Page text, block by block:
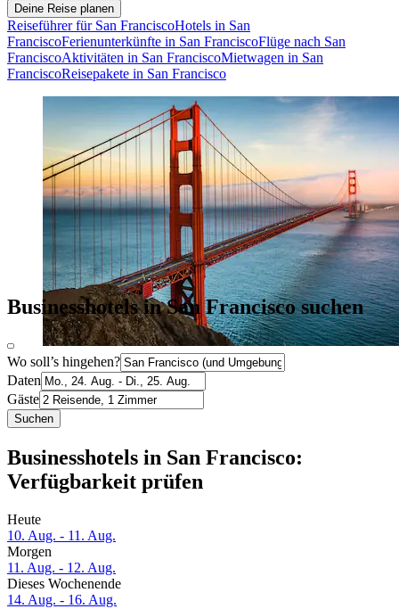
Deine Reise planen
Reiseführer für San FranciscoHotels in San
FranciscoFerienunterkünfte in San FranciscoFlüge nach San
FranciscoAktivitäten in San FranciscoMietwagen in San
FranciscoReisepakete in San Francisco
Businesshotels in San Francisco suchen
Wo soll’s hingehen?
Daten
Gäste
Suchen
Businesshotels in San Francisco:
Verfügbarkeit prüfen
Heute
10. Aug. - 11. Aug.
Morgen
11. Aug. - 12. Aug.
Dieses Wochenende
14. Aug. - 16. Aug.